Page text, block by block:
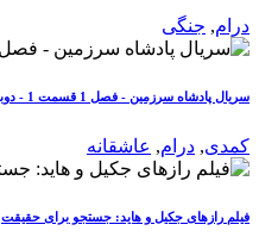
درام, جنگی
سریال پادشاه سرزمین - فصل 1 قسمت 1 - دوبله فارسی
کمدی, درام, عاشقانه
فیلم رازهای جکیل و هاید: جستجو برای حقیقت